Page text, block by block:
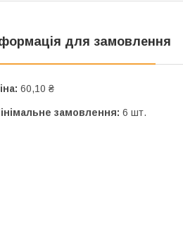
для замовлення
60,10 ₴
замовлення: 6 шт.